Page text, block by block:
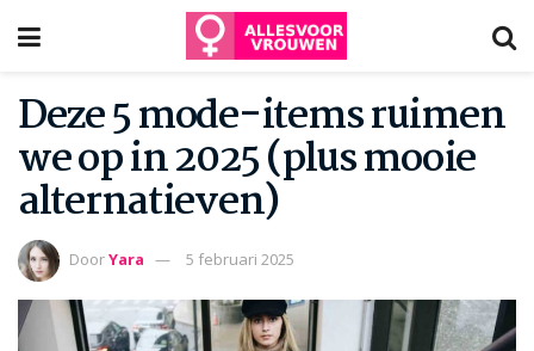
Deze 5 mode-items ruimen
we op in 2025 (plus mooie
alternatieven)
DoorYara 5 februari 2025